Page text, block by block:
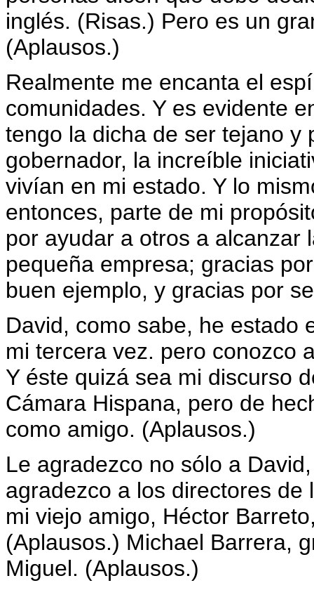
inglés. (Risas.) Pero es un
(Aplausos.)
Realmente me encanta el
comunidades. Y es evidente
tengo la dicha de ser tejano y
gobernador, la increíble
vivían en mi estado. Y lo
entonces, parte de mi
por ayudar a otros a alcanzar
pequeña empresa; gracias
buen ejemplo, y gracias por
David, como sabe, he estado
mi tercera vez. pero conozco
Y éste quizá sea mi discurso
Cámara Hispana, pero de
como amigo. (Aplausos.)
Le agradezco no sólo a
agradezco a los directores
mi viejo amigo, Héctor
(Aplausos.) Michael Barrera,
Miguel. (Aplausos.)